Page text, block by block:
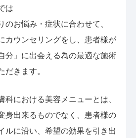
は
のお悩み・症状に合わせて、
カウンセリングをし、患者様が
分」に出会える為の最適な施術
だきます。
科における美容メニューとは、
身出来るものでなく、患者様の
ルに沿い、希望の効果を引き出